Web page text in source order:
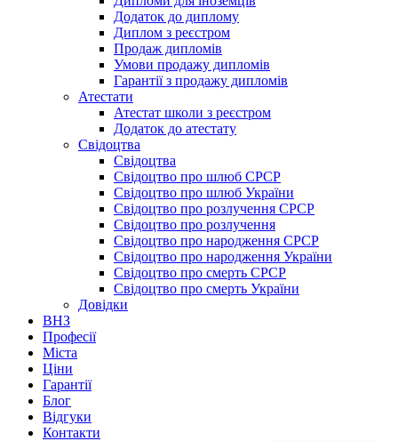
Додаток до диплому
Диплом з реєстром
Продаж дипломів
Умови продажу дипломів
Гарантії з продажу дипломів
Атестати
Атестат школи з реєстром
Додаток до атестату
Свідоцтва
Свідоцтва
Свідоцтво про шлюб СРСР
Свідоцтво про шлюб України
Свідоцтво про розлучення СРСР
Свідоцтво про розлучення
Свідоцтво про народження СРСР
Свідоцтво про народження України
Свідоцтво про смерть СРСР
Свідоцтво про смерть України
Довідки
ВНЗ
Професії
Міста
Ціни
Гарантії
Блог
Відгуки
Контакти